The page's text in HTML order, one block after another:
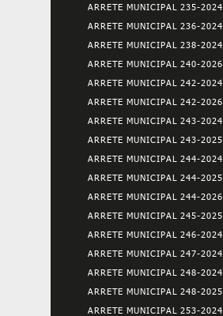
ARRETE MUNICIPAL 235-2024
ARRETE MUNICIPAL 236-2024
ARRETE MUNICIPAL 238-2024
ARRETE MUNICIPAL 240-2026
ARRETE MUNICIPAL 242-2024
ARRETE MUNICIPAL 242-2026
ARRETE MUNICIPAL 243-2024
ARRETE MUNICIPAL 243-2025
ARRETE MUNICIPAL 244-2024
ARRETE MUNICIPAL 244-2025
ARRETE MUNICIPAL 244-2026
ARRETE MUNICIPAL 245-2025
ARRETE MUNICIPAL 246-2024
ARRETE MUNICIPAL 247-2024
ARRETE MUNICIPAL 248-2024
ARRETE MUNICIPAL 248-2025
ARRETE MUNICIPAL 253-2024